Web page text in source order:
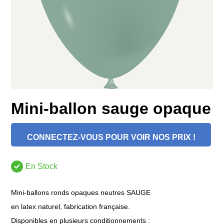
Mini-ballon sauge opaque
CONNECTEZ-VOUS POUR VOIR NOS PRIX !
En Stock
Mini-ballons ronds opaques neutres SAUGE
en latex naturel, fabrication française.
Disponibles en plusieurs conditionnements :